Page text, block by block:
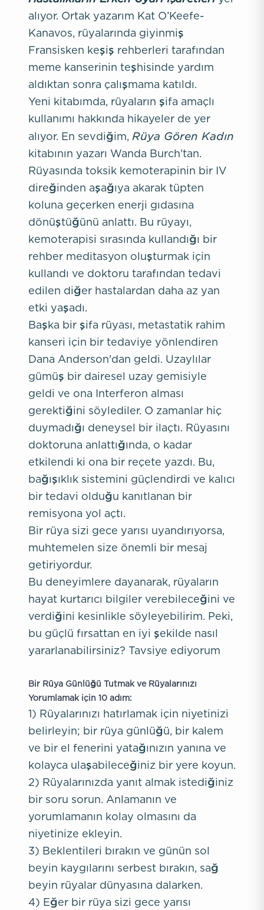
alıyor. Ortak yazarım Kat O’Keefe-
Kanavos, rüyalarında giyinmiş
Fransisken keşiş rehberleri tarafından
meme kanserinin teşhisinde yardım
aldıktan sonra çalışmama katıldı.
Yeni kitabımda, rüyaların şifa amaçlı
kullanımı hakkında hikayeler de yer
alıyor. En sevdiğim, Rüya Gören Kadın
kitabının yazarı Wanda Burch'tan.
Rüyasında toksik kemoterapinin bir IV
direğinden aşağıya akarak tüpten
koluna geçerken enerji gıdasına
dönüştüğünü anlattı. Bu rüyayı,
kemoterapisi sırasında kullandığı bir
rehber meditasyon oluşturmak için
kullandı ve doktoru tarafından tedavi
edilen diğer hastalardan daha az yan
etki yaşadı.
Başka bir şifa rüyası, metastatik rahim
kanseri için bir tedaviye yönlendiren
Dana Anderson'dan geldi. Uzaylılar
gümüş bir dairesel uzay gemisiyle
geldi ve ona Interferon alması
gerektiğini söylediler. O zamanlar hiç
duymadığı deneysel bir ilaçtı. Rüyasını
doktoruna anlattığında, o kadar
etkilendi ki ona bir reçete yazdı. Bu,
bağışıklık sistemini güçlendirdi ve kalıcı
bir tedavi olduğu kanıtlanan bir
remisyona yol açtı.
Bir rüya sizi gece yarısı uyandırıyorsa,
muhtemelen size önemli bir mesaj
getiriyordur.
Bu deneyimlere dayanarak, rüyaların
hayat kurtarıcı bilgiler verebileceğini ve
verdiğini kesinlikle söyleyebilirim. Peki,
bu güçlü fırsattan en iyi şekilde nasıl
yararlanabilirsiniz? Tavsiye ediyorum
Bir Rüya Günlüğü Tutmak ve Rüyalarınızı
Yorumlamak için 10 adım:
1) Rüyalarınızı hatırlamak için niyetinizi
belirleyin; bir rüya günlüğü, bir kalem
ve bir el fenerini yatağınızın yanına ve
kolayca ulaşabileceğiniz bir yere koyun.
2) Rüyalarınızda yanıt almak istediğiniz
bir soru sorun. Anlamanın ve
yorumlamanın kolay olmasını da
niyetinize ekleyin.
3) Beklentileri bırakın ve günün sol
beyin kaygılarını serbest bırakın, sağ
beyin rüyalar dünyasına dalarken.
4) Eğer bir rüya sizi gece yarısı